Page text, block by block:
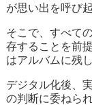
が思い出を呼び
そこで、すべて
存することを前
はアルバムに残
デジタル化後、
の判断に委ねら